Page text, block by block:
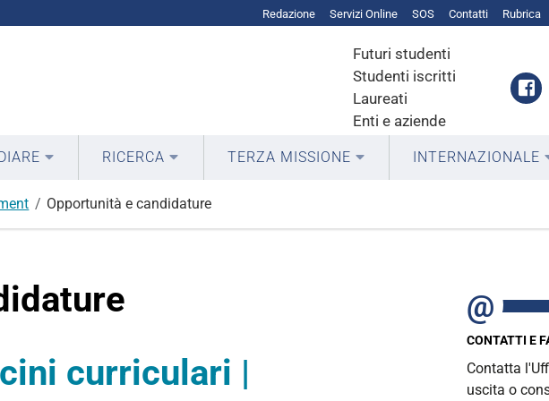
Redazione Servizi Online SOS Contatti Rubrica
Futuri studenti
Studenti iscritti
Laureati
Enti e aziende
RICERCA TERZA MISSIONE INTERNAZIONALE
Opportunità e candidature
curriculari |
CONTATTI E
Contatta
uscita o